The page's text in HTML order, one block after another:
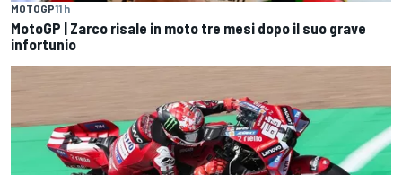
MOTOGP11 h
MotoGP | Zarco risale in moto tre mesi dopo il suo grave
infortunio